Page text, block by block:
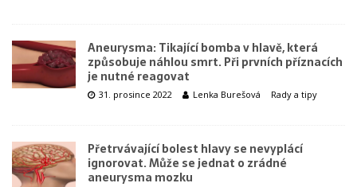
Aneurysma: Tikající bomba v hlavě, která
způsobuje náhlou smrt. Při prvních příznacích
je nutné reagovat
31. prosince 2022 Lenka Burešová Rady a tipy
Přetrvávající bolest hlavy se nevyplácí
ignorovat. Může se jednat o zrádné
aneurysma mozku